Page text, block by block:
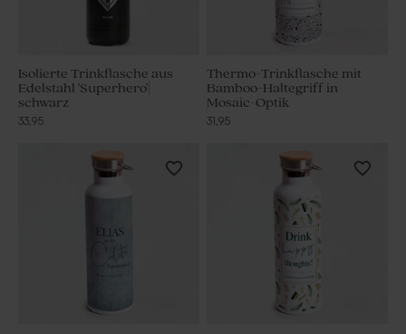
Isolierte Trinkflasche aus
Edelstahl 'Superhero'|
schwarz
33,95
Thermo-Trinkflasche mit
Bamboo-Haltegriff in
Mosaic-Optik
31,95